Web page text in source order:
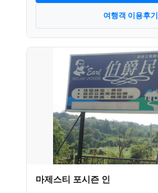
여행객 이용후기
마제스티 포시즌 인